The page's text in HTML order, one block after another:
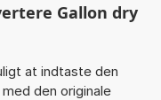
Gallon dry
at indtaste den
den originale